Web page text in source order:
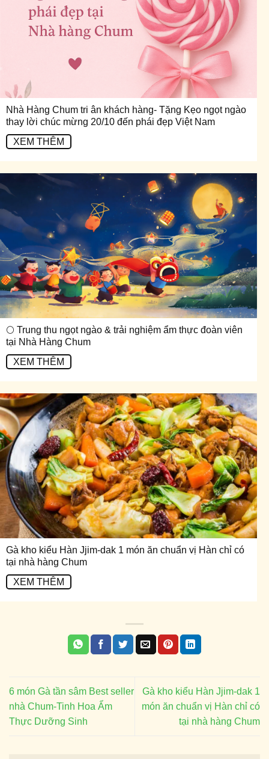
Nhà Hàng Chum tri ân khách hàng- Tặng Kẹo ngọt ngào
thay lời chúc mừng 20/10 đến phái đẹp Việt Nam
XEM THÊM
🌕 Trung thu ngọt ngào & trải nghiệm ẩm thực đoàn viên
tại Nhà Hàng Chum
XEM THÊM
Gà kho kiểu Hàn Jjim-dak 1 món ăn chuẩn vị Hàn chỉ có
tại nhà hàng Chum
XEM THÊM
6 món Gà tần sâm Best seller
nhà Chum-Tinh Hoa Ẩm
Thực Dưỡng Sinh
Gà kho kiểu Hàn Jjim-dak 1
món ăn chuẩn vị Hàn chỉ có
tại nhà hàng Chum